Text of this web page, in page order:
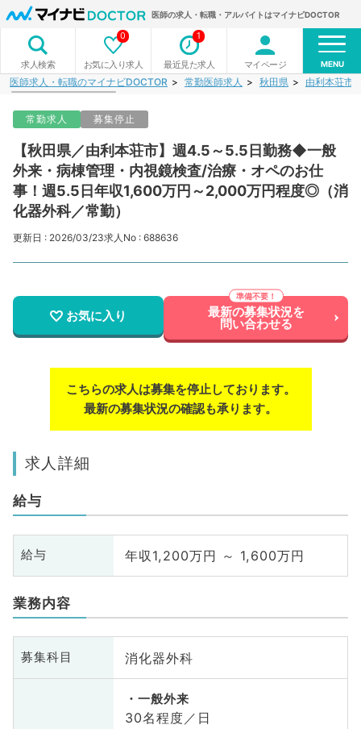
医師の求人・転職・アルバイトはマイナビDOCTOR
求人検索 お気に入り求人
0
最近見た求人
1
マイページ MENU
医師求人・転職のマイナビDOCTOR 常勤医師求人 秋田県 由利本荘市
常勤求人 募集停止
【秋田県／由利本荘市】週4.5～5.5日勤務◆一般
外来・病棟管理・内視鏡検査/治療・オペのお仕
事！週5.5日年収1,600万円～2,000万円程度◎（消
化器外科／常勤）
更新日 : 2026/03/23求人No : 688636
お気に入り 最新の募集状況を
問い合わせる
こちらの求人は募集を停止しております。
最新の募集状況の確認も承ります。
求人詳細
給与
給与 年収1,200万円 ～ 1,600万円
業務内容
募集科目 消化器外科
一般外来
30名程度／日